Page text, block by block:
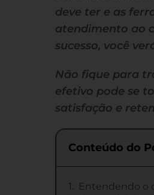
deve ter e as
atendimento ao
sucesso, você
Não fique para
efetivo pode se
satisfação e
Conteúdo do
Entendendo o